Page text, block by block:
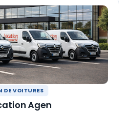
DE VOITURES
Agen